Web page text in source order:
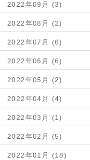
2022年09月 (3)
2022年08月 (2)
2022年07月 (6)
2022年06月 (6)
2022年05月 (2)
2022年04月 (4)
2022年03月 (1)
2022年02月 (5)
2022年01月 (18)